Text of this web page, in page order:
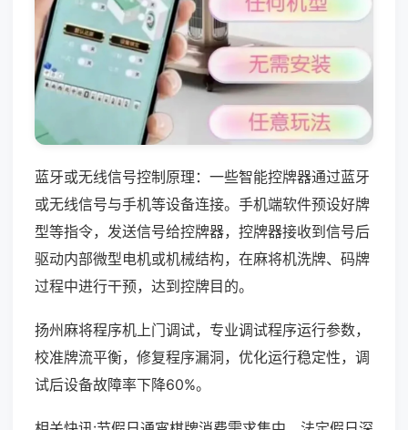
蓝牙或无线信号控制原理：一些智能控牌器通过蓝牙
或无线信号与手机等设备连接。手机端软件预设好牌
型等指令，发送信号给控牌器，控牌器接收到信号后
驱动内部微型电机或机械结构，在麻将机洗牌、码牌
过程中进行干预，达到控牌目的。
扬州麻将程序机上门调试，专业调试程序运行参数，
校准牌流平衡，修复程序漏洞，优化运行稳定性，调
试后设备故障率下降60%。